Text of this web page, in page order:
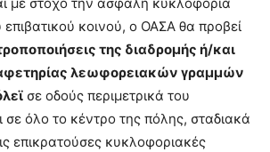
κοινού, ο ΟΑΣΑ θα προβεί
της διαδρομής ή/και
λεωφορειακών γραμμών
σε οδούς περιμετρικά του
σε όλο το κέντρο της πόλης, σταδιακά
επικρατούσες κυκλοφοριακές